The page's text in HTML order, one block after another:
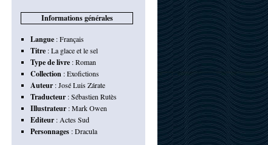
Informations générales
Langue:Français
Titre:La glace et le sel
Type de livre:Roman
Collection :Exofictions
Auteur:José Luis Zárate
Traducteur:Sébastien Rutès
Illustrateur:Mark Owen
Editeur: Actes Sud
Personnages:Dracula